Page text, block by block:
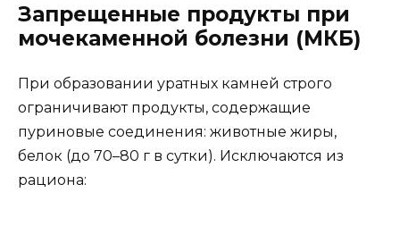
Запрещенные продукты при
мочекаменной болезни (МКБ)
При образовании уратных камней строго
ограничивают продукты, содержащие
пуриновые соединения: животные жиры,
белок (до 70–80 г в сутки). Исключаются из
рациона: